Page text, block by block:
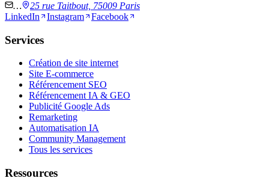
…
25 rue Taitbout, 75009 Paris
LinkedIn
Instagram Facebook
Services
Création de site internet
Site E-commerce
Référencement SEO
Référencement IA & GEO
Publicité Google Ads
Remarketing
Automatisation IA
Community Management
Tous les services
Ressources